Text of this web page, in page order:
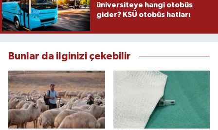
üniversiteye hangi otobüs
gider? KSÜ otobüs hatları
Bunlar da ilginizi çekebilir